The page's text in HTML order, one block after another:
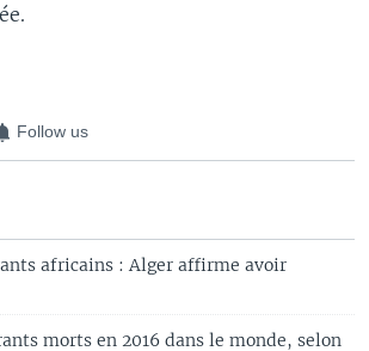
Follow us
africains : Alger affirme avoir
morts en 2016 dans le monde, selon